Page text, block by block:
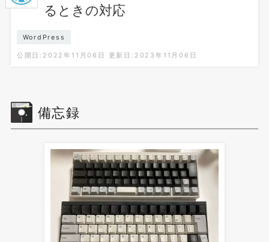
るときの対応
WordPress
公開日:2022年11月06日 更新日:2023年11月06日
備忘録